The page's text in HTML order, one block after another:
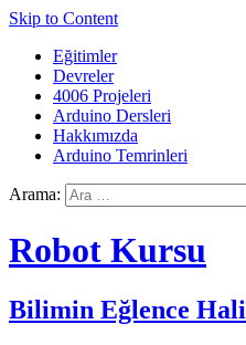
Skip to Content
Eğitimler
Devreler
4006 Projeleri
Arduino Dersleri
Hakkımızda
Arduino Temrinleri
Arama:
Robot Kursu
Bilimin Eğlence Hali